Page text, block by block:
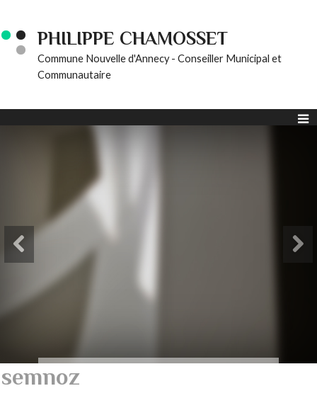
PHILIPPE CHAMOSSET
Commune Nouvelle d'Annecy - Conseiller Municipal et
Communautaire
semnoz